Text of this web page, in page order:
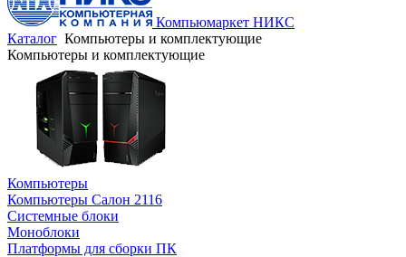
Компьюмаркет НИКС
Каталог Компьютеры и комплектующие
Компьютеры и комплектующие
Компьютеры
Компьютеры Салон 2116
Системные блоки
Моноблоки
Платформы для сборки ПК